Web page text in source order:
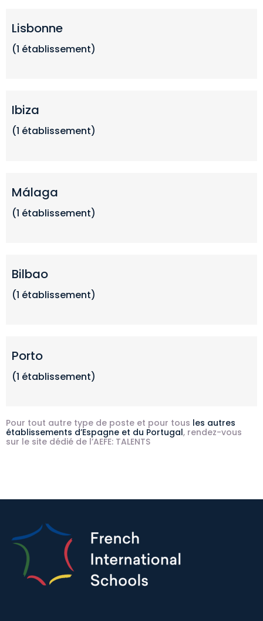
Lisbonne
(1 établissement)
Ibiza
(1 établissement)
Málaga
(1 établissement)
Bilbao
(1 établissement)
Porto
(1 établissement)
Pour tout autre type de poste et pour tous les autres
établissements d’Espagne et du Portugal, rendez-vous
sur le site dédié de l’AEFE: TALENTS